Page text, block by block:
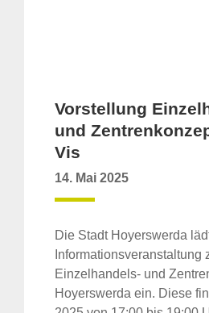
Vorstellung
und
Vis
14. Mai 2025
Die Stadt Hoyerswerda
Informationsveranstaltung
Einzelhandels- und
Hoyerswerda ein. Diese